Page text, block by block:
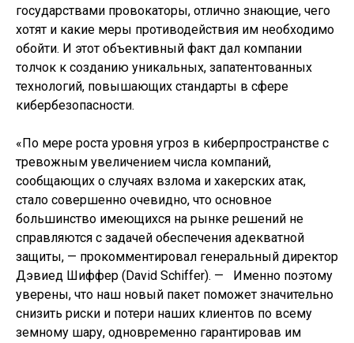
государствами провокаторы, отлично знающие, чего
хотят и какие меры противодействия им необходимо
обойти. И этот объективный факт дал компании
толчок к созданию уникальных, запатентованных
технологий, повышающих стандарты в сфере
кибербезопасности.
«По мере роста уровня угроз в киберпространстве с
тревожным увеличением числа компаний,
сообщающих о случаях взлома и хакерских атак,
стало совершенно очевидно, что основное
большинство имеющихся на рынке решений не
справляются с задачей обеспечения адекватной
защиты, — прокомментировал генеральный директор
Дэвиед Шиффер (David Schiffer). — Именно поэтому
уверены, что наш новый пакет поможет значительно
снизить риски и потери наших клиентов по всему
земному шару, одновременно гарантировав им